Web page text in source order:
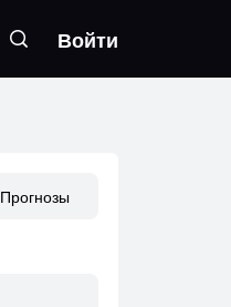
Войти
Прогнозы